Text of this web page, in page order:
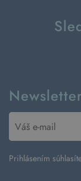
Prihlásením